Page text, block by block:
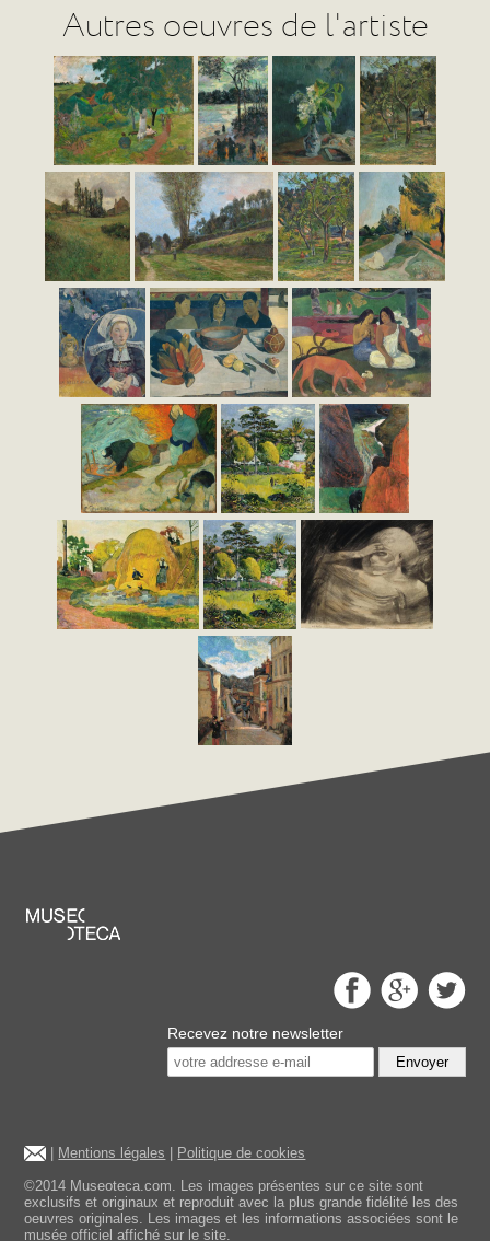
Autres oeuvres de l'artiste
Recevez notre newsletter
Envoyer
Mentions légales
Politique de cookies
©2014 Museoteca.com. Les images présentes sur ce site sont
exclusifs et originaux et reproduit avec la plus grande fidélité les des
oeuvres originales. Les images et les informations associées sont le
musée officiel affiché sur le site.